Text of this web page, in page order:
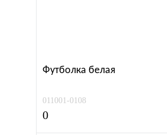
Футболка белая
011001-0108
0